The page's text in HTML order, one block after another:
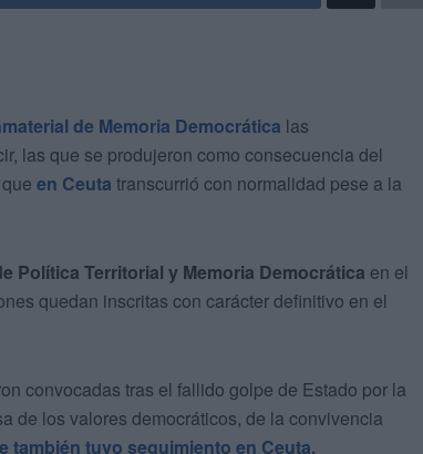
de Memoria Democrática las
las que se produjeron como consecuencia del
en Ceuta transcurrió con normalidad pese a la
Política Territorial y Memoria Democrática en el
quedan inscritas con carácter definitivo en el
convocadas tras el fallido golpe de Estado por la
de los valores democráticos, de la convivencia
también tuvo seguimiento en Ceuta.